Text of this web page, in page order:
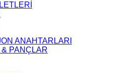
ANAHTARLARI
PANÇLAR